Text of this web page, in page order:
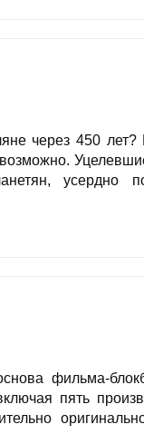
через 450 лет?
усердно
фильма-
пять